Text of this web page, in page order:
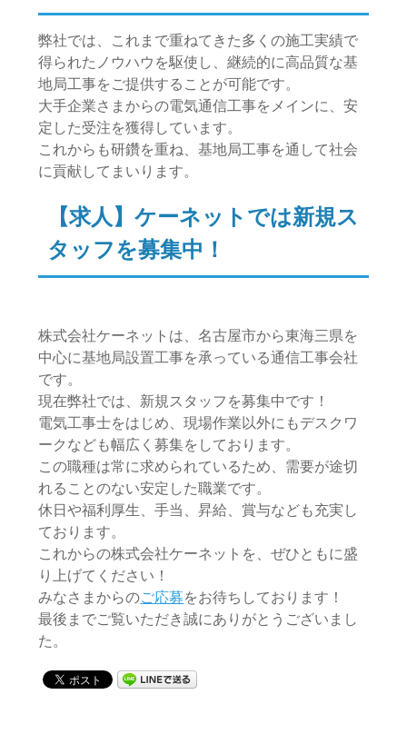
弊社では、これまで重ねてきた多くの施工実績で
得られたノウハウを駆使し、継続的に高品質な基
地局工事をご提供することが可能です。
大手企業さまからの電気通信工事をメインに、安
定した受注を獲得しています。
これからも研鑽を重ね、基地局工事を通して社会
に貢献してまいります。
【求人】ケーネットでは新規ス
タッフを募集中！
株式会社ケーネットは、名古屋市から東海三県を
中心に基地局設置工事を承っている通信工事会社
です。
現在弊社では、新規スタッフを募集中です！
電気工事士をはじめ、現場作業以外にもデスクワ
ークなども幅広く募集をしております。
この職種は常に求められているため、需要が途切
れることのない安定した職業です。
休日や福利厚生、手当、昇給、賞与なども充実し
ております。
これからの株式会社ケーネットを、ぜひともに盛
り上げてください！
みなさまからのご応募をお待ちしております！
最後までご覧いただき誠にありがとうございまし
た。